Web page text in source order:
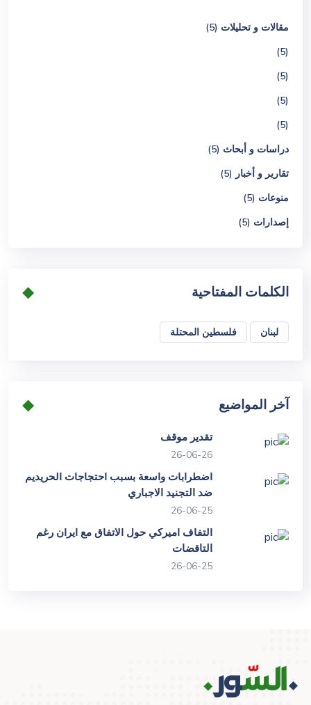
مقالات و تحليلات (5)
(5)
(5)
(5)
(5)
دراسات و أبحاث (5)
تقارير و أخبار (5)
منوعات (5)
إصدارات (5)
الكلمات المفتاحية
لبنان فلسطين المحتلة
آخر المواضيع
تقدير موقف
26-06-26
اضطرابات واسعة بسبب احتجاجات الحريديم
ضد التجنيد الاجباري
26-06-25
التفاف اميركي حول الاتفاق مع ايران رغم
التاقضات
26-06-25